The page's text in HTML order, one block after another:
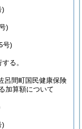
)
)
号)
る。
呂間町国民健康保険
加算額について
)